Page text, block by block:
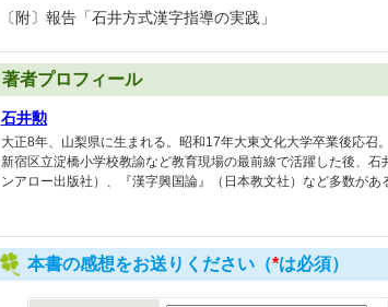
〔附〕報告「石井方式漢字指導の実践」
著者プロフィール
石井勲
大正8年、山梨県に生まれる。昭和17年大東文化大学卒業後応召
新宿区立淀橋小学校教諭など教育現場の最前線で活躍した後、
ンアロー出版社）、『漢字興国論』（日本教文社）など多数があ
本書の感想をお送りください（*は必須）